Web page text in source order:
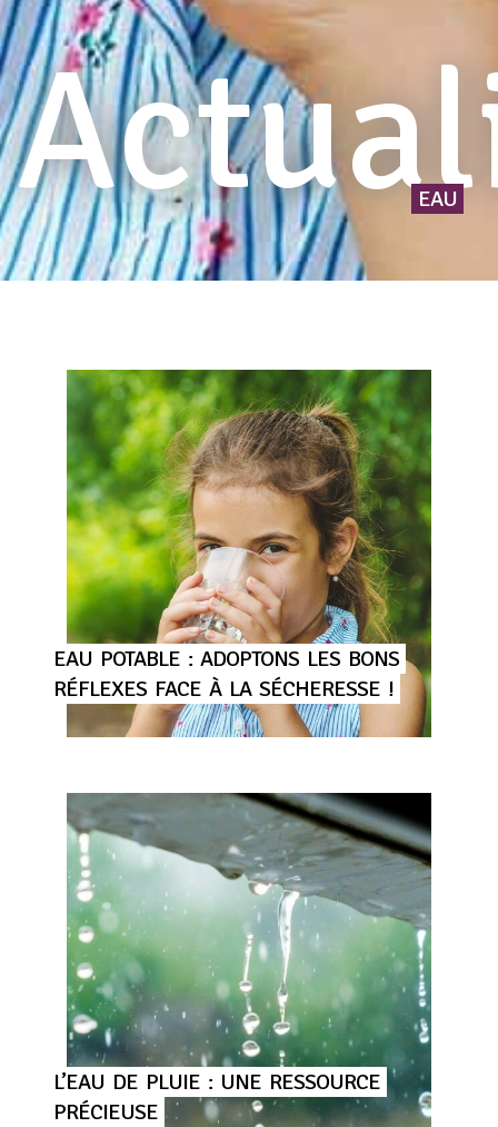
EAU
EAU POTABLE : ADOPTONS LES BONS
RÉFLEXES FACE À LA SÉCHERESSE !
L’EAU DE PLUIE : UNE RESSOURCE
PRÉCIEUSE